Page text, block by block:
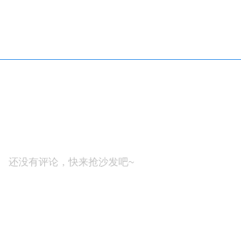
还没有评论，快来抢沙发吧~